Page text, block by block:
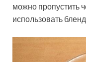
можно пропустить
использовать